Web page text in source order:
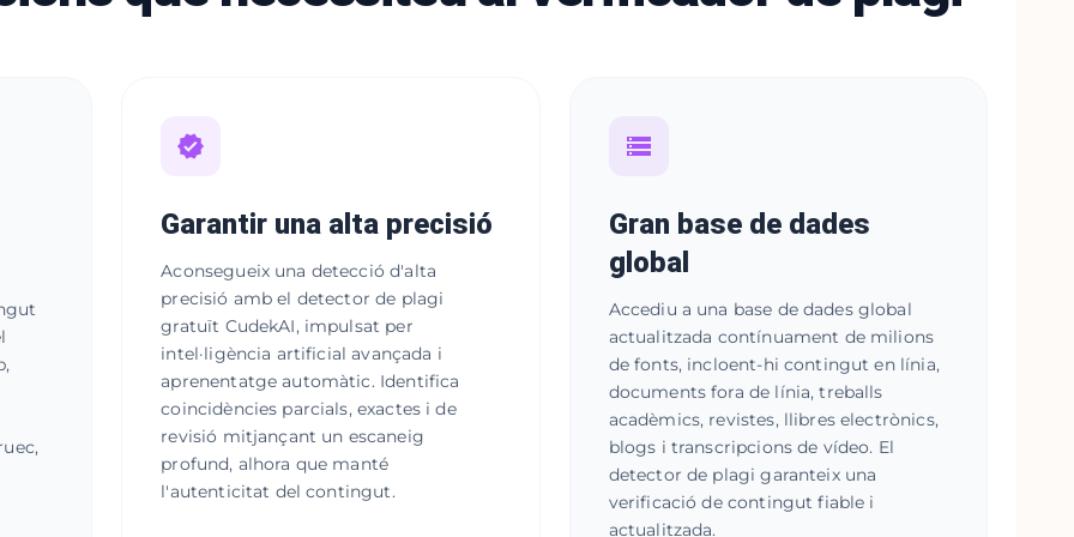
Garantir una alta precisió
Aconsegueix una detecció d'alta
precisió amb el detector de plagi
gratuït CudekAI, impulsat per
intel·ligència artificial avançada i
aprenentatge automàtic. Identifica
coincidències parcials, exactes i de
revisió mitjançant un escaneig
profund, alhora que manté
l'autenticitat del contingut.
Gran base de dades
global
Accediu a una base de dades global
actualitzada contínuament de milions
de fonts, incloent-hi contingut en línia,
documents fora de línia, treballs
acadèmics, revistes, llibres electrònics,
blogs i transcripcions de vídeo. El
detector de plagi garanteix una
verificació de contingut fiable i
actualitzada.